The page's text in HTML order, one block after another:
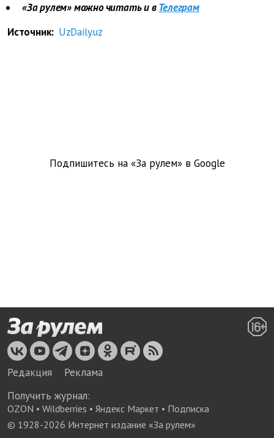
«За рулем» можно читать и вТелеграм
Источник: UzDaily.uz
Подпишитесь на «За рулем» в Google
Редакция
Реклама
Получить журнал:
OZON • Wildberries • Яндекс Маркет • Подписка
© 1928-2026 Интернет издание «За рулем»